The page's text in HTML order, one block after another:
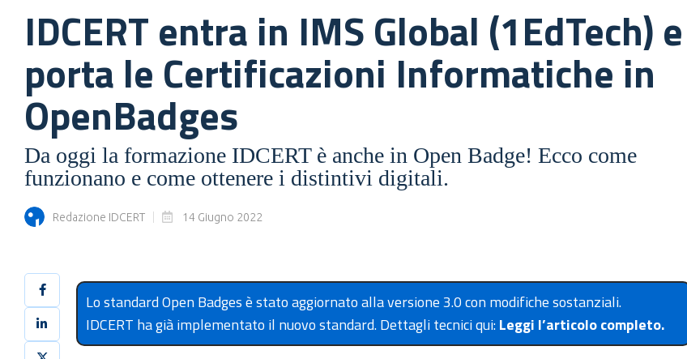
IDCERT entra in IMS Global (1EdTech) e
porta le Certificazioni Informatiche in
OpenBadges
Da oggi la formazione IDCERT è anche in Open Badge! Ecco come
funzionano e come ottenere i distintivi digitali.
Redazione IDCERT 14 Giugno 2022
Lo standard Open Badges è stato aggiornato alla versione 3.0 con modifiche sostanziali.
IDCERT ha già implementato il nuovo standard. Dettagli tecnici qui:Leggi l’articolo completo.